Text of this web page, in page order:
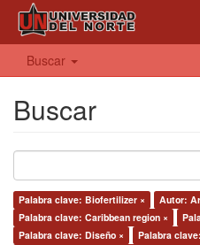
Buscar
Buscar
Palabra clave: Biofertilizer ×
Autor:
Palabra clave: Caribbean region ×
Palabra clave: Diseño ×
Palabra